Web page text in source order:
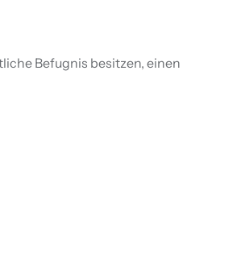
Befugnis besitzen, einen